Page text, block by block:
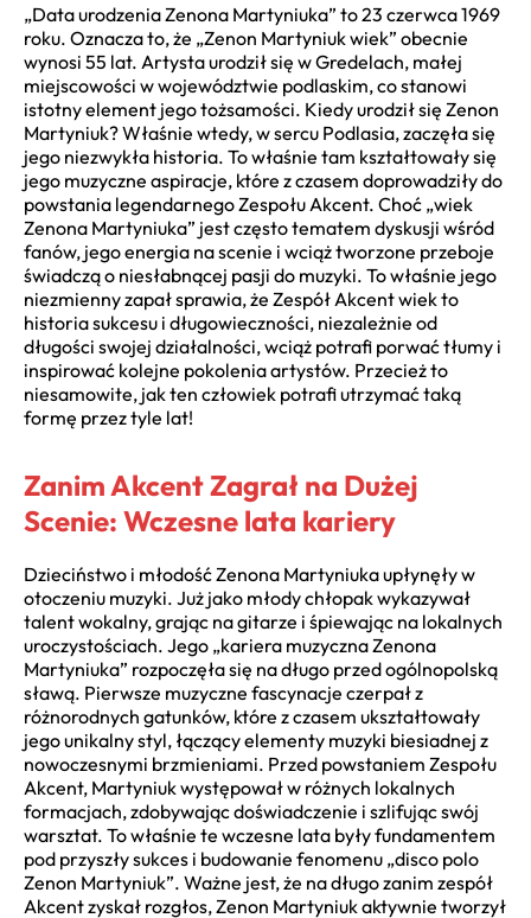
„Data urodzenia Zenona Martyniuka” to 23 czerwca 1969
roku. Oznacza to, że „Zenon Martyniuk wiek” obecnie
wynosi 55 lat. Artysta urodził się w Gredelach, małej
miejscowości w województwie podlaskim, co stanowi
istotny element jego tożsamości. Kiedy urodził się Zenon
Martyniuk? Właśnie wtedy, w sercu Podlasia, zaczęła się
jego niezwykła historia. To właśnie tam kształtowały się
jego muzyczne aspiracje, które z czasem doprowadziły do
powstania legendarnego Zespołu Akcent. Choć „wiek
Zenona Martyniuka” jest często tematem dyskusji wśród
fanów, jego energia na scenie i wciąż tworzone przeboje
świadczą o niesłabnącej pasji do muzyki. To właśnie jego
niezmienny zapał sprawia, że Zespół Akcent wiek to
historia sukcesu i długowieczności, niezależnie od
długości swojej działalności, wciąż potrafi porwać tłumy i
inspirować kolejne pokolenia artystów. Przecież to
niesamowite, jak ten człowiek potrafi utrzymać taką
formę przez tyle lat!
Zanim Akcent Zagrał na Dużej
Scenie: Wczesne lata kariery
Dzieciństwo i młodość Zenona Martyniuka upłynęły w
otoczeniu muzyki. Już jako młody chłopak wykazywał
talent wokalny, grając na gitarze i śpiewając na lokalnych
uroczystościach. Jego „kariera muzyczna Zenona
Martyniuka” rozpoczęła się na długo przed ogólnopolską
sławą. Pierwsze muzyczne fascynacje czerpał z
różnorodnych gatunków, które z czasem ukształtowały
jego unikalny styl, łączący elementy muzyki biesiadnej z
nowoczesnymi brzmieniami. Przed powstaniem Zespołu
Akcent, Martyniuk występował w różnych lokalnych
formacjach, zdobywając doświadczenie i szlifując swój
warsztat. To właśnie te wczesne lata były fundamentem
pod przyszły sukces i budowanie fenomenu „disco polo
Zenon Martyniuk”. Ważne jest, że na długo zanim zespół
Akcent zyskał rozgłos, Zenon Martyniuk aktywnie tworzył